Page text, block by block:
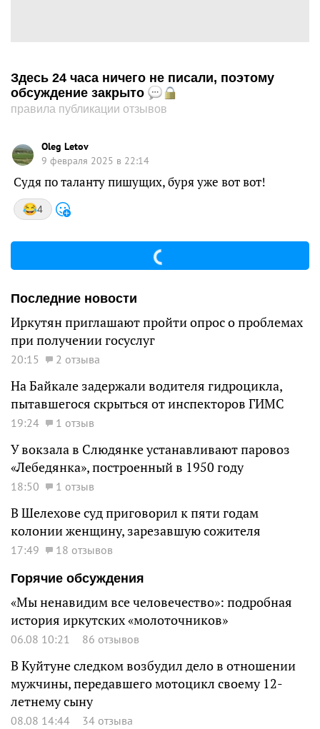
Здесь 24 часа ничего не писали, поэтому
обсуждение закрыто
правила публикации отзывов
Oleg Letov
9 февраля 2025 в 22:14
Судя по таланту пишущих, буря уже вот вот!
4
Последние новости
Иркутян приглашают пройти опрос о проблемах
при получении госуслуг
20:15 2 отзыва
На Байкале задержали водителя гидроцикла,
пытавшегося скрыться от инспекторов ГИМС
19:24 1 отзыв
У вокзала в Слюдянке устанавливают паровоз
«Лебедянка», построенный в 1950 году
18:50 1 отзыв
В Шелехове суд приговорил к пяти годам
колонии женщину, зарезавшую сожителя
17:49
18 отзывов
Горячие обсуждения
«Мы ненавидим все человечество»: подробная
история иркутских «молоточников»
06.08 10:21 86 отзывов
В Куйтуне следком возбудил дело в отношении
мужчины, передавшего мотоцикл своему 12-
летнему сыну
08.08 14:44 34 отзыва